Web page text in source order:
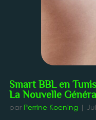
Smart BBL en
La Nouvelle
par Perrine Koening|